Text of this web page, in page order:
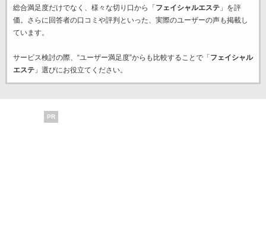
総合満足度だけでなく、様々な切り口から「 フェイシャルエステ」を評
価。さらに回答者の口コミや評判といった、実際のユーザーの声も掲載し
ています。
サービス検討の際、“ユーザー満足度”からも比較することで「 フェイシャル
エステ」選びにお役立てください。
PR